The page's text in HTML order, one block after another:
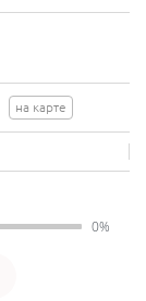
на карте
0%